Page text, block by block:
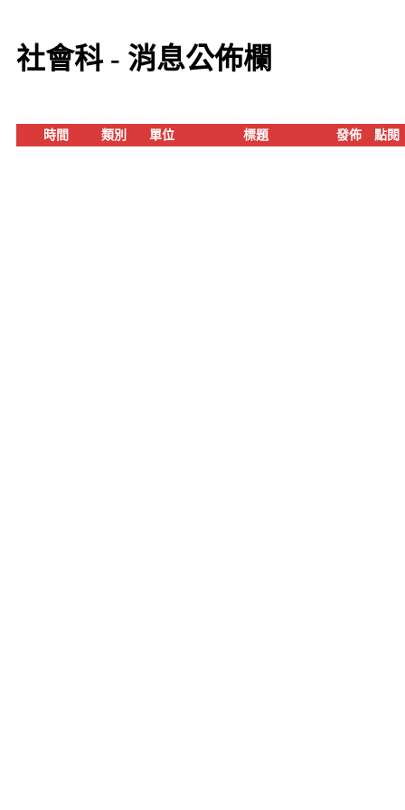
社會科 - 消息公佈欄
時間 類別 單位 標題 發佈 點閱